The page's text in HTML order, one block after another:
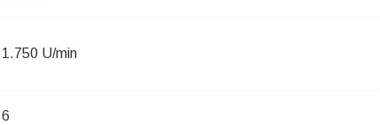
1.750 U/min
6